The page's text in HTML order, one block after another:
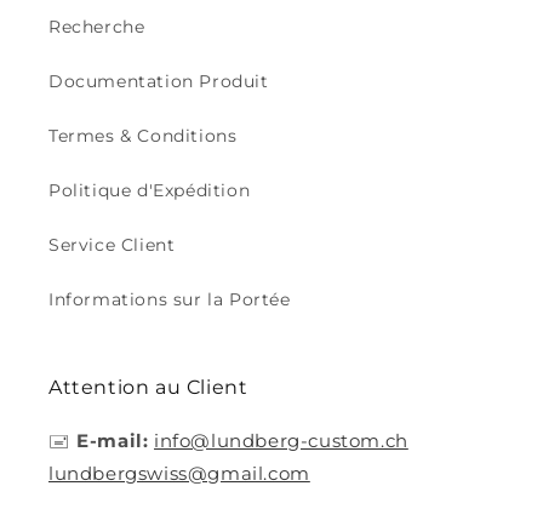
Recherche
Documentation Produit
Termes & Conditions
Politique d'Expédition
Service Client
Informations sur la Portée
Attention au Client
🖃 E-mail: info@lundberg-custom.ch
lundbergswiss@gmail.com